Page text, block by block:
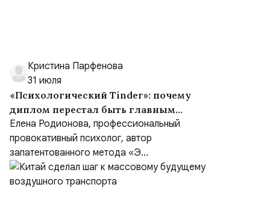
Кристина Парфенова
31 июля
«Психологический Tinder»: почему
диплом перестал быть главным
критерием при выборе психолога
Елена Родионова, профессиональный
провокативный психолог, автор
запатентованного метода «Э...